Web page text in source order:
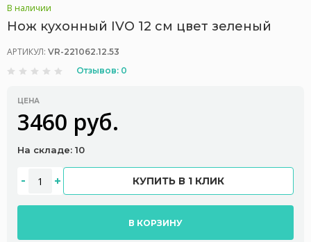
В наличии
Нож кухонный IVO 12 см цвет зеленый
АРТИКУЛ: VR-221062.12.53
Отзывов: 0
ЦЕНА
3460 руб.
На складе: 10
КУПИТЬ В 1 КЛИК
В КОРЗИНУ